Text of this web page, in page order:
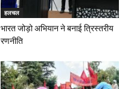
हलचल
भारत जोड़ो अभियान ने बनाई त्रिस्तरीय
रणनीति